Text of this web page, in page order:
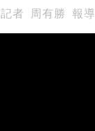
記者 周有勝 報導